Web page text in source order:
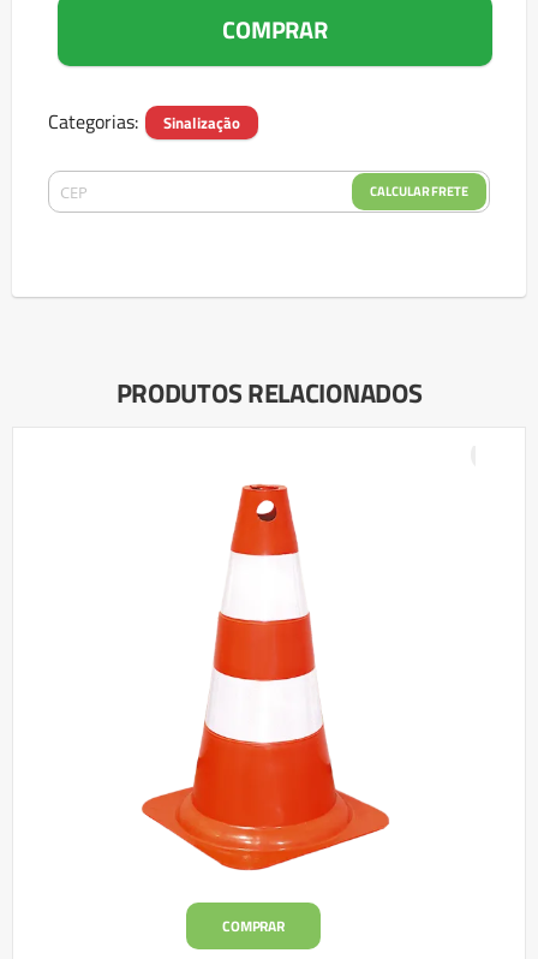
COMPRAR
Categorias: Sinalização
CALCULAR FRETE
PRODUTOS RELACIONADOS
COMPRAR